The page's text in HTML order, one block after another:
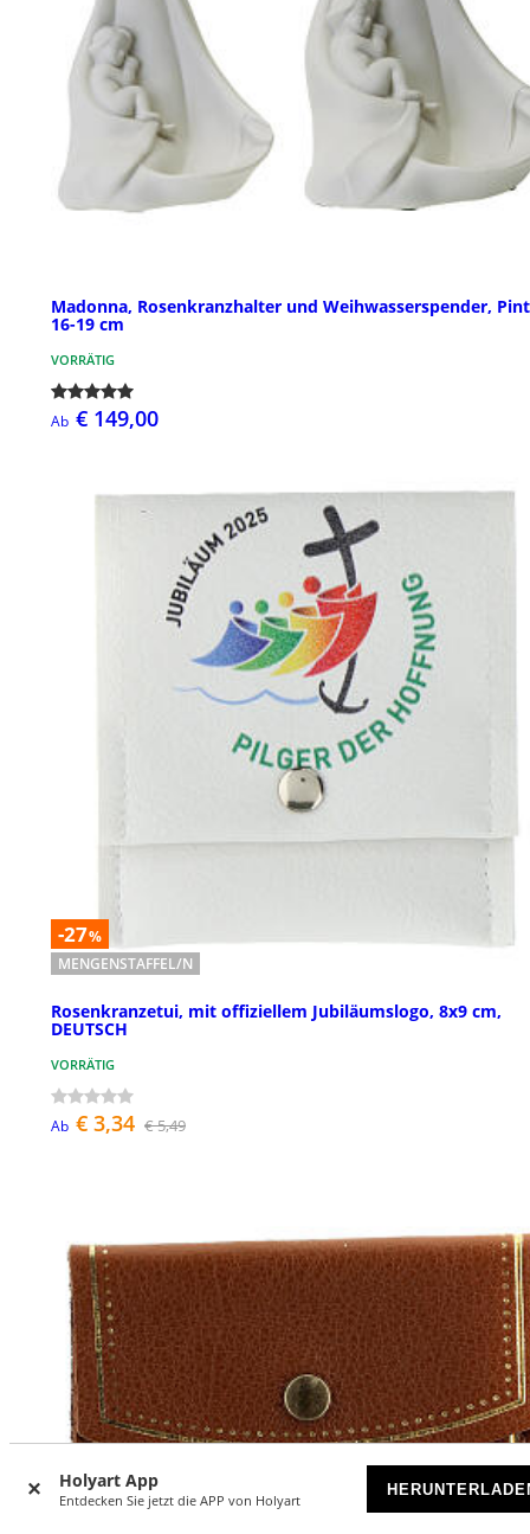
Holyart App
Entdecken Sie jetzt die APP von Holyart
Madonna, Rosenkranzhalter und Weihwasserspender,
16-19 cm
VORRÄTIG
Ab € 149,00
-27%
MENGENSTAFFEL/N
Rosenkranzetui, mit offiziellem Jubiläumslogo, 8x9 cm,
DEUTSCH
VORRÄTIG
Ab € 3,34 € 5,49